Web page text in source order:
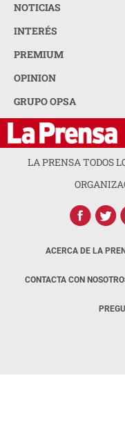
NOTICIAS
INTERÉS
PREMIUM
OPINION
GRUPO OPSA
LA PRENSA TODOS
ACERCA DE LA
CONTACTA CON